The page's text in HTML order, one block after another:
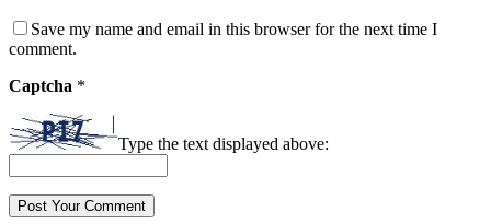
Save my name and email in this browser for the next time I
comment.
Captcha *
Type the text displayed above: